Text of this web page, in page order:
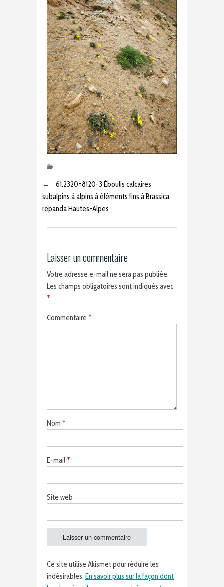
←
61.2320=8120-3 Éboulis calcaires
subalpins à alpins à éléments fins à Brassica
repanda Hautes-Alpes
Laisser un commentaire
Votre adresse e-mail ne sera pas publiée.
Les champs obligatoires sont indiqués avec
*
Commentaire *
Nom *
E-mail*
Site web
Ce site utilise Akismet pour réduire les
indésirables. En savoir plus sur la façon dont